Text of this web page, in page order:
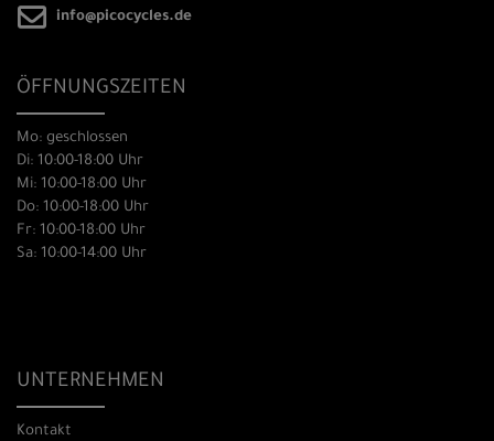
info@picocycles.de
ÖFFNUNGSZEITEN
Mo: geschlossen
Di: 10:00-18:00 Uhr
Mi: 10:00-18:00 Uhr
Do: 10:00-18:00 Uhr
Fr: 10:00-18:00 Uhr
Sa: 10:00-14:00 Uhr
UNTERNEHMEN
Kontakt